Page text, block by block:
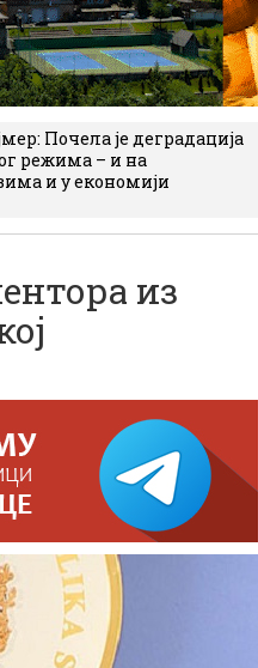
Почела је деградација
режима – и на
и у економији
из